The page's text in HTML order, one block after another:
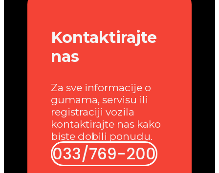
Kontaktirajte
nas
Za sve informacije o
gumama, servisu ili
registraciji vozila
kontaktirajte nas kako
biste dobili ponudu.
033/769-200